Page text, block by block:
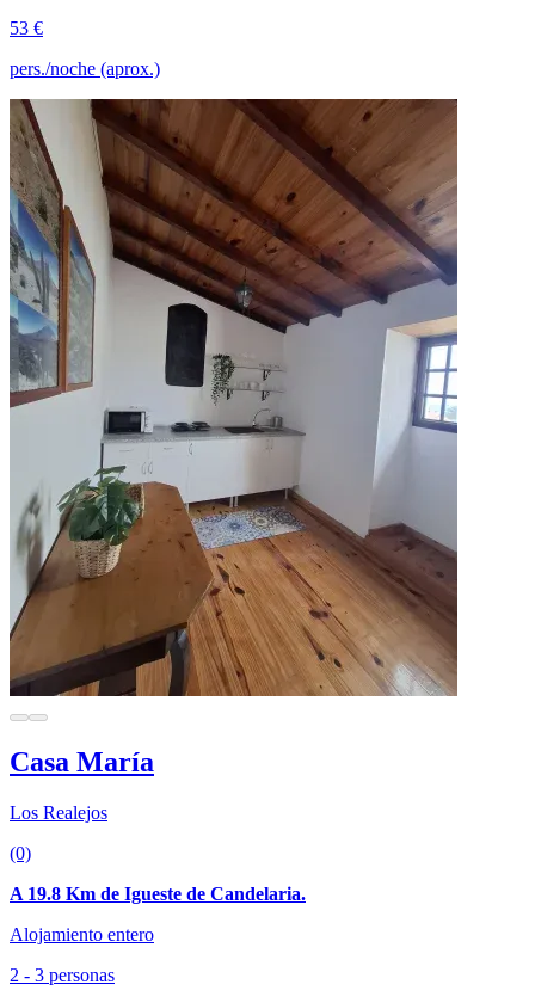
53 €
pers./noche (aprox.)
Casa María
Los Realejos
(0)
A 19.8 Km de Igueste de Candelaria.
Alojamiento entero
2 - 3 personas